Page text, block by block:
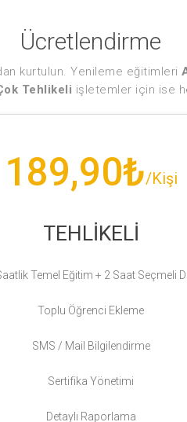
kurtulun. Yenileme eğitimleri
Tehlikeli işletemler için ise
Ücretlendirme
TEHLİKELİ
Eğitim + 2 Saat Seçmeli Ders
Sertifika Yönetimi
KAYIT OL